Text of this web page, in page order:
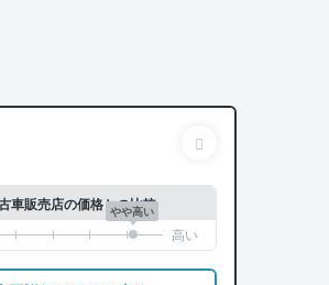
車販売店の価格との比較
やや高い